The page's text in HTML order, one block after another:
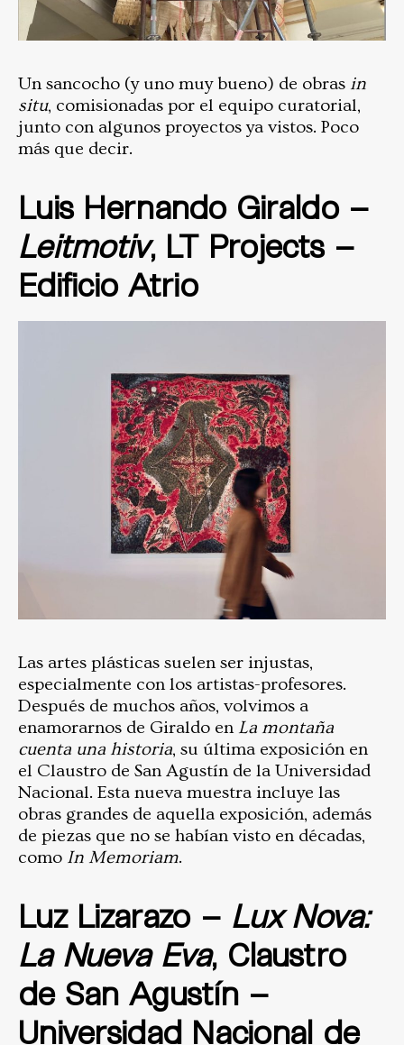
Un sancocho (y uno muy bueno) de obras in
situ, comisionadas por el equipo curatorial,
junto con algunos proyectos ya vistos. Poco
más que decir.
Luis Hernando Giraldo –
Leitmotiv, LT Projects –
Edificio Atrio
Las artes plásticas suelen ser injustas,
especialmente con los artistas-profesores.
Después de muchos años, volvimos a
enamorarnos de Giraldo enLa montaña
cuenta una historia, su última exposición en
el Claustro de San Agustín de la Universidad
Nacional. Esta nueva muestra incluye las
obras grandes de aquella exposición, además
de piezas que no se habían visto en décadas,
como In Memoriam.
Luz Lizarazo – Lux Nova:
La Nueva Eva, Claustro
de San Agustín –
Universidad Nacional de